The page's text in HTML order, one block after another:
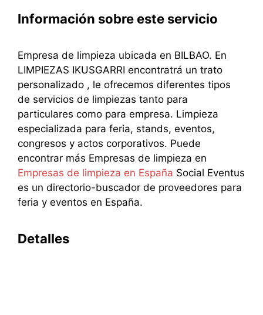
Información sobre este servicio
Empresa de limpieza ubicada en BILBAO. En
LIMPIEZAS IKUSGARRI encontratrá un trato
personalizado , le ofrecemos diferentes tipos
de servicios de limpiezas tanto para
particulares como para empresa. Limpieza
especializada para feria, stands, eventos,
congresos y actos corporativos. Puede
encontrar más Empresas de limpieza en
Empresas de limpieza en España Social Eventus
es un directorio-buscador de proveedores para
feria y eventos en España.
Detalles